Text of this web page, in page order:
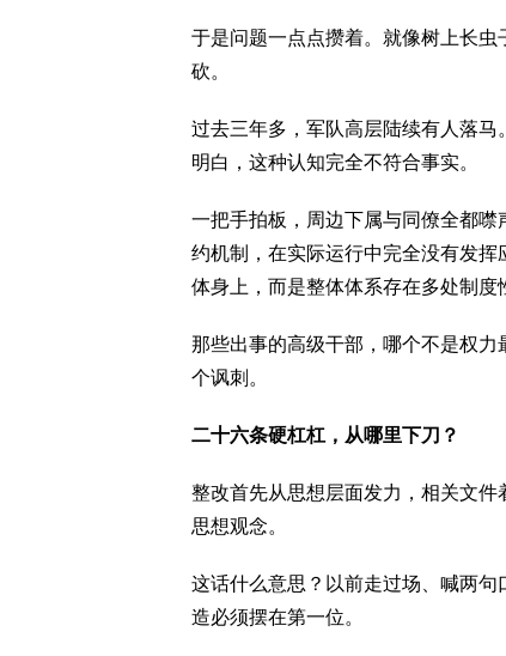
于是问题一点点攒着。就像树上长
砍。
过去三年多，军队高层陆续有人落
明白，这种认知完全不符合事实。
一把手拍板，周边下属与同僚全都
约机制，在实际运行中完全没有发
体身上，而是整体体系存在多处制度
那些出事的高级干部，哪个不是权
个讽刺。
二十六条硬杠杠，从哪里下刀？
整改首先从思想层面发力，相关文
思想观念。
这话什么意思？以前走过场、喊两
造必须摆在第一位。